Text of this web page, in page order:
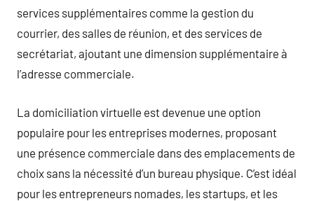
services supplémentaires comme la gestion du
courrier, des salles de réunion, et des services de
secrétariat, ajoutant une dimension supplémentaire à
l’adresse commerciale.
La domiciliation virtuelle est devenue une option
populaire pour les entreprises modernes, proposant
une présence commerciale dans des emplacements de
choix sans la nécessité d’un bureau physique. C’est idéal
pour les entrepreneurs nomades, les startups, et les